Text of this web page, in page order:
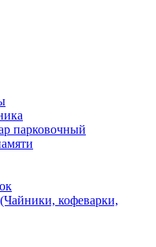
парковочный
кофеварки,